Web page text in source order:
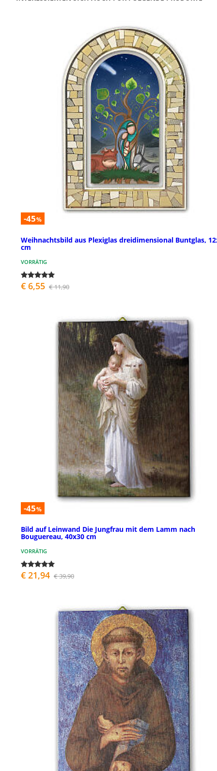
-45%
Weihnachtsbild aus Plexiglas dreidimensional Buntglas,
cm
VORRÄTIG
€ 6,55 € 11,90
-45%
Bild auf Leinwand Die Jungfrau mit dem Lamm nach
Bouguereau, 40x30 cm
VORRÄTIG
€ 21,94 € 39,90